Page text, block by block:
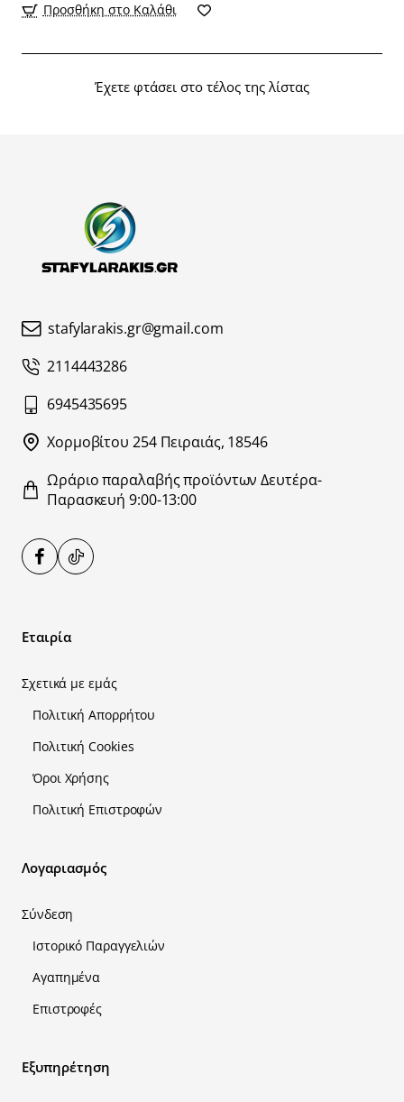
Προσθήκη στο Καλάθι
Έχετε φτάσει στο τέλος της λίστας
stafylarakis.gr@gmail.com
2114443286
6945435695
Χορμοβίτου 254 Πειραιάς, 18546
Ωράριο παραλαβής προϊόντων Δευτέρα-
Παρασκευή 9:00-13:00
Εταιρία
Σχετικά με εμάς
Πολιτική Απορρήτου
Πολιτική Cookies
Όροι Χρήσης
Πολιτική Επιστροφών
Λογαριασμός
Σύνδεση
Ιστορικό Παραγγελιών
Αγαπημένα
Επιστροφές
Εξυπηρέτηση